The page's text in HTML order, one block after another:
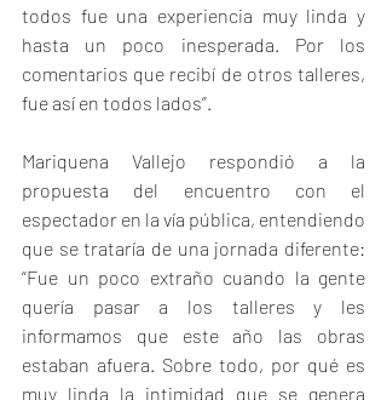
todos fue una experiencia muy linda y
hasta un poco inesperada. Por los
comentarios que recibí de otros talleres,
fue así en todos lados”.
Mariquena Vallejo respondió a la
propuesta del encuentro con el
espectador en la vía pública, entendiendo
que se trataría de una jornada diferente:
“Fue un poco extraño cuando la gente
quería pasar a los talleres y les
informamos que este año las obras
estaban afuera. Sobre todo, por qué es
muy linda la intimidad que se genera